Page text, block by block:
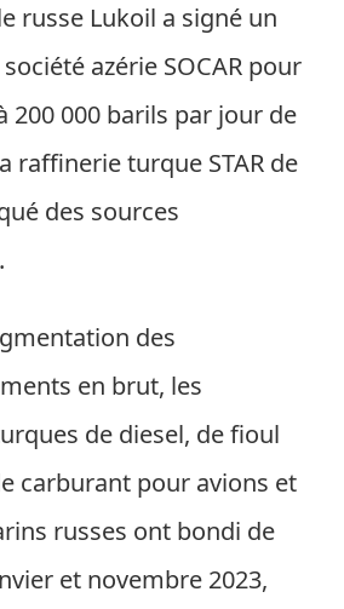
russe Lukoil a signé un
azérie SOCAR pour
200 000 barils par jour de
raffinerie turque STAR de
des sources
des
en brut, les
de diesel, de fioul
carburant pour avions et
russes ont bondi de
et novembre 2023,